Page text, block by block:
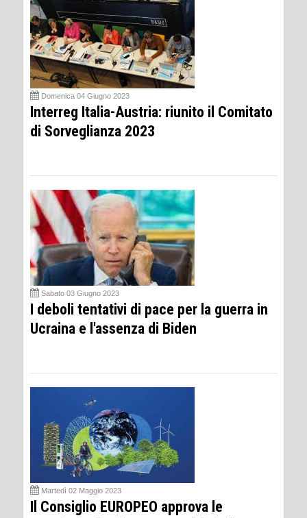
Domenica 04 Giugno 2023
Interreg Italia-Austria: riunito il Comitato
di Sorveglianza 2023
Sabato 03 Giugno 2023
I deboli tentativi di pace per la guerra in
Ucraina e l'assenza di Biden
Martedì 02 Maggio 2023
Il Consiglio EUROPEO approva le